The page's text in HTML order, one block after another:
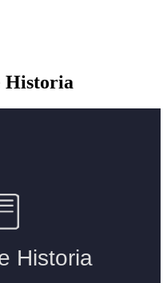
Historia